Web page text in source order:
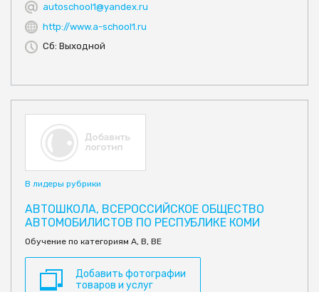
autoschool1@yandex.ru
http://www.a-school1.ru
Сб: Выходной
В лидеры рубрики
АВТОШКОЛА, ВСЕРОССИЙСКОЕ ОБЩЕСТВО
АВТОМОБИЛИСТОВ ПО РЕСПУБЛИКЕ КОМИ
Обучение по категориям А, В, ВЕ
Добавить фотографии
товаров и услуг